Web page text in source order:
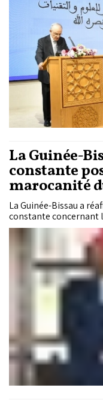
pilier discret, mais
La Guinée-
constante
marocanité
La Guinée-Bissau a
constante concernant